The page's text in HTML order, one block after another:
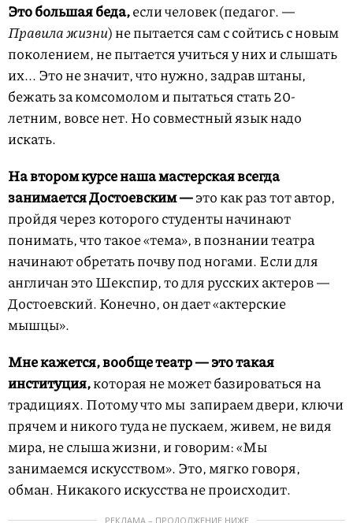
Это большая беда,если человек (педагог. —
Правила жизни) не пытается сам с сойтись с новым
поколением, не пытается учиться у них и слышать
их... Это не значит, что нужно, задрав штаны,
бежать за комсомолом и пытаться стать 20-
летним, вовсе нет. Но совместный язык надо
искать.
На втором курсе наша мастерская всегда
занимается Достоевским —это как раз тот автор,
пройдя через которого студенты начинают
понимать, что такое «тема», в познании театра
начинают обретать почву под ногами. Если для
англичан это Шекспир, то для русских актеров —
Достоевский. Конечно, он дает «актерские
мышцы».
Мне кажется, вообще театр — это такая
институция,которая не может базироваться на
традициях. Потому что мы запираем двери, ключи
прячем и никого туда не пускаем, живем, не видя
мира, не слыша жизни, и говорим: «Мы
занимаемся искусством». Это, мягко говоря,
обман. Никакого искусства не происходит.
РЕКЛАМА – ПРОДОЛЖЕНИЕ НИЖЕ